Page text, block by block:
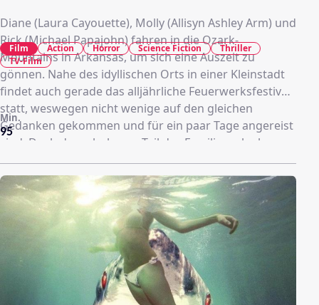
Diane (Laura Cayouette), Molly (Allisyn Ashley Arm) und
Rick (Michael Papajohn) fahren in die Ozark-
Mountains in Arkansas, um sich eine Auszeit zu
gönnen. Nahe des idyllischen Orts in einer Kleinstadt
findet auch gerade das alljährliche Feuerwerksfestival
statt, weswegen nicht wenige auf den gleichen
Gedanken gekommen und für ein paar Tage angereist
sind. Doch der erholsame Teil des Familienurlaubs
endet abrupt, als gefährliche Bullenhaie aus den
Tiefen des Sees auftauchen und alles und jeden
angreifen, der ihnen in die Quere kommt. Dabei fallen
einzelne Finger, Arme und Menschen den Bestien mit
ihren scharfen Zähnen zum Opfer. Aus dem geplanten
Aufenthalt wird also schnell ein knallharter Kampf ums
Überleben: Um den tödlichen Angriffen zu
entkommen, decken sich die Urlauber mit
ausgefallenen Waffen ein und schlagen zurück.
95
Min.
Film Action Horror Science Fiction
Thriller
TV-Film